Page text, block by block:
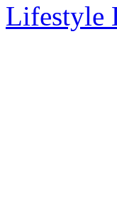
Lifestyle